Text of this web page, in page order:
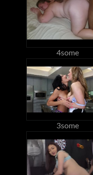
4some
3some